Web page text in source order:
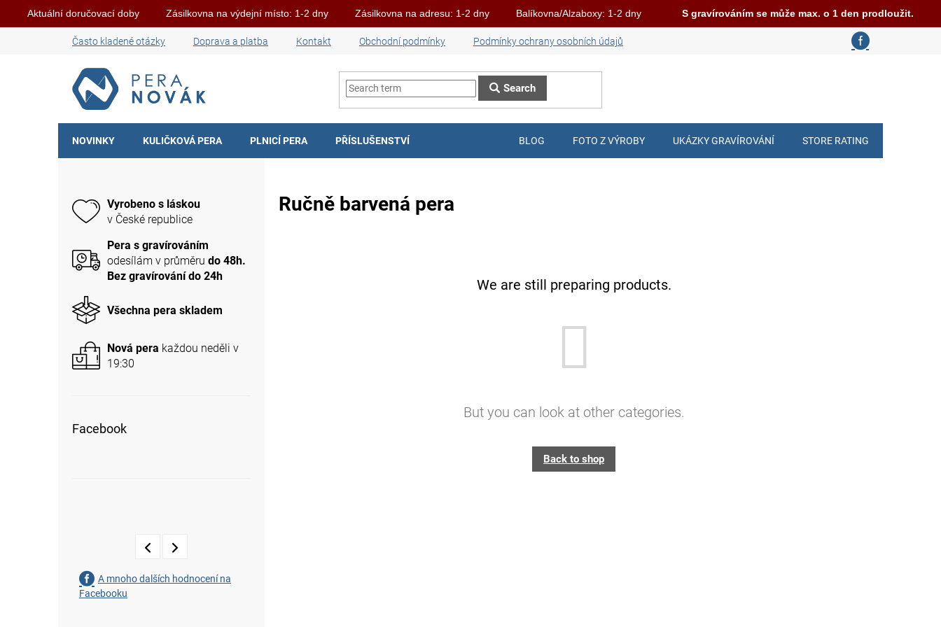
Aktuální doručovací doby Zásilkovna na výdejní místo: 1-2 dny Zásilkovna na adresu: 1-2 dny Balíkovna/Alzaboxy: 1-2 dny
S gravírováním se může max. o 1 den prodloužit.
Často kladené otázky Doprava a platba Kontakt Obchodní podmínky Podmínky ochrany osobních údajů
Search
NOVINKY KULIČKOVÁ PERA PLNICÍ PERA PŘÍSLUŠENSTVÍ BLOG FOTO Z VÝROBY UKÁZKY GRAVÍROVÁNÍ STORE RATING
Vyrobeno s láskou
v České republice
Pera s gravírováním
odesílám v průměru do 48h.
Bez gravírování do 24h
Všechna pera skladem
Nová pera každou neděli v
19:30
Facebook
A mnoho dalších hodnocení na
Facebooku
Ručně barvená pera
We are still preparing products.
But you can look at other categories.
Back to shop